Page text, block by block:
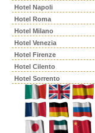
Hotel Napoli
Hotel Roma
Hotel Milano
Hotel Venezia
Hotel Firenze
Hotel Cilento
Hotel Sorrento